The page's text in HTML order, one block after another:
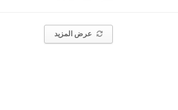
عرض المزيد